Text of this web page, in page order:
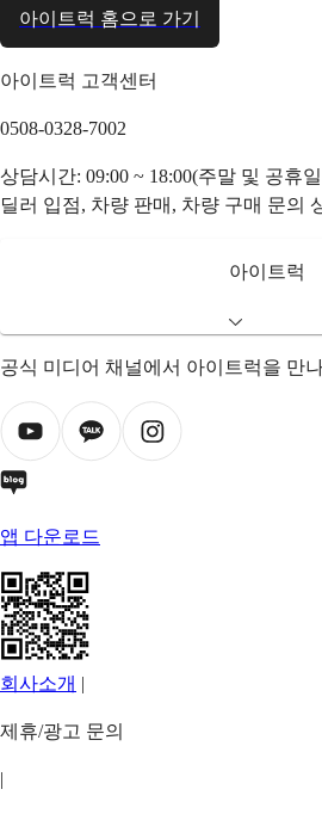
아이트럭 홈으로 가기
아이트럭 고객센터
0508-0328-7002
상담시간: 09:00 ~ 18:00(주말 및 공휴
딜러 입점, 차량 판매, 차량 구매 문의
아이트럭
공식 미디어 채널에서 아이트럭을 만
앱 다운로드
회사소개 |
제휴/광고 문의
|